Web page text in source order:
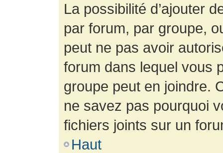
La possibilité d’ajouter
par forum, par groupe,
peut ne pas avoir
forum dans lequel vous
groupe peut en joindre.
ne savez pas pourquoi
fichiers joints sur un
Haut